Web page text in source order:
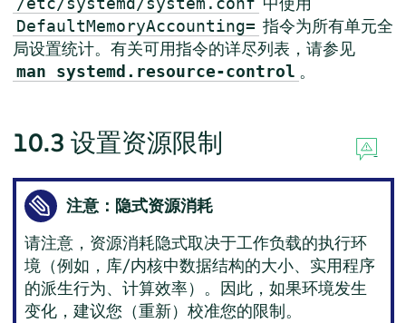
DefaultMemoryAccounting= 指令为所有单元全
局设置统计。有关可用指令的详尽列表，请参见
man systemd.resource-control 。
10.3 设置资源限制
注意：隐式资源消耗
请注意，资源消耗隐式取决于工作负载的执行环
境（例如，库/内核中数据结构的大小、实用程序
的派生行为、计算效率）。因此，如果环境发生
变化，建议您（重新）校准您的限制。